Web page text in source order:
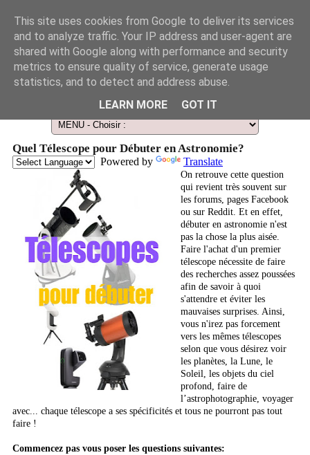
Le Guide des Smart Télescopes et de l'Astronomie amateur
Quel Télescope pour Débuter en Astronomie?
Powered by Translate
On retrouve cette question
qui revient très souvent sur
les forums, pages Facebook
ou sur Reddit. Et en effet,
débuter en astronomie n'est
pas la chose la plus aisée.
Faire l'achat d'un premier
télescope nécessite de faire
des recherches assez poussées
afin de savoir à quoi
s'attendre et éviter les
mauvaises surprises. Ainsi,
vous n'irez pas forcement
vers les mêmes télescopes
selon que vous désirez voir
les planètes, la Lune, le
Soleil, les objets du ciel
profond, faire de
l’astrophotographie, voyager
avec... chaque télescope a ses spécificités et tous ne pourront pas tout
faire !
Commencez pas vous poser les questions suivantes:
This site uses cookies from Google to deliver its services
and to analyze traffic. Your IP address and user-agent are
shared with Google along with performance and security
metrics to ensure quality of service, generate usage
statistics, and to detect and address abuse.
LEARN MORE
GOT IT